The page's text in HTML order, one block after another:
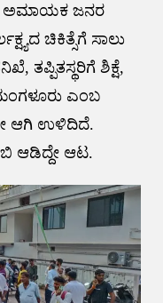
ಅಮಾಯಕ ಜನರ
ಚಿಕಿತ್ಸೆಗೆ ಸಾಲು
ತಪ್ಪಿತಸ್ಥರಿಗೆ ಶಿಕ್ಷೆ,
ಎಂಬ
ಆಗಿ ಉಳಿದಿದೆ.
ಆಡಿದ್ದೇ ಆಟ.